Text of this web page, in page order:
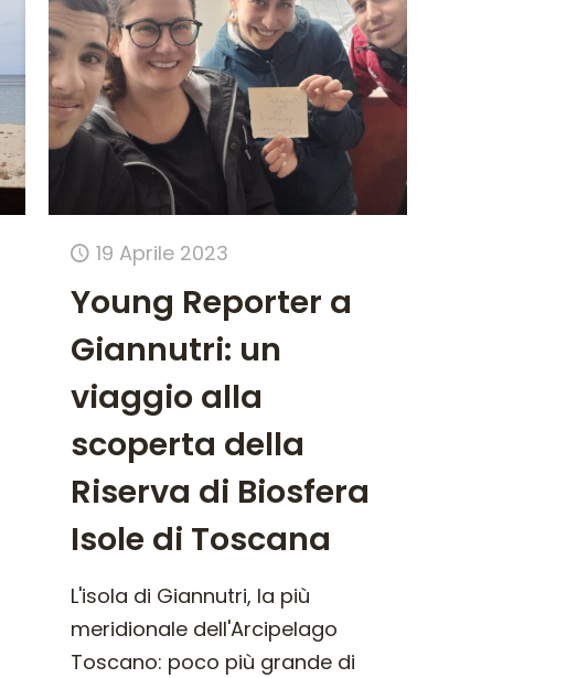
19 Aprile 2023
Young Reporter a
Giannutri: un
viaggio alla
scoperta della
Riserva di Biosfera
Isole di Toscana
L'isola di Giannutri, la più
meridionale dell'Arcipelago
Toscano: poco più grande di